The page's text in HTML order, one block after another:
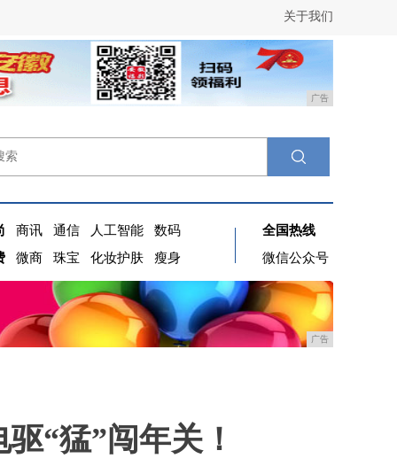
关于我们
广告
商讯 通信 人工智能
数码
微商 珠宝 化妆护肤 瘦身
全国热线
微信公众号
广告
“猛”闯年关！